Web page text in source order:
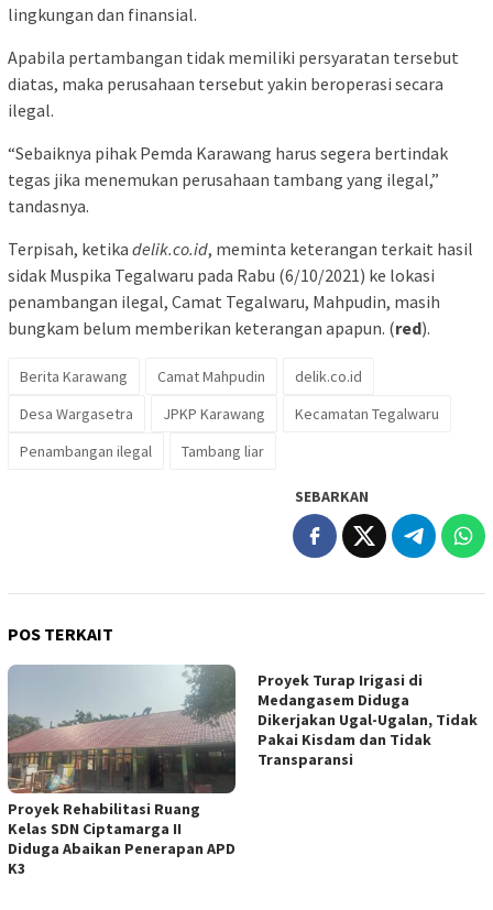
lingkungan dan finansial.
Apabila pertambangan tidak memiliki persyaratan tersebut
diatas, maka perusahaan tersebut yakin beroperasi secara
ilegal.
“Sebaiknya pihak Pemda Karawang harus segera bertindak
tegas jika menemukan perusahaan tambang yang ilegal,”
tandasnya.
Terpisah, ketika delik.co.id, meminta keterangan terkait hasil
sidak Muspika Tegalwaru pada Rabu (6/10/2021) ke lokasi
penambangan ilegal, Camat Tegalwaru, Mahpudin, masih
bungkam belum memberikan keterangan apapun. (red).
Berita Karawang Camat Mahpudin
delik.co.id
Desa Wargasetra
JPKP Karawang
Kecamatan Tegalwaru
Penambangan ilegal
Tambang liar
SEBARKAN
POS TERKAIT
Proyek Rehabilitasi Ruang
Kelas SDN Ciptamarga II
Diduga Abaikan Penerapan APD
K3
Proyek Turap Irigasi di
Medangasem Diduga
Dikerjakan Ugal-Ugalan, Tidak
Pakai Kisdam dan Tidak
Transparansi